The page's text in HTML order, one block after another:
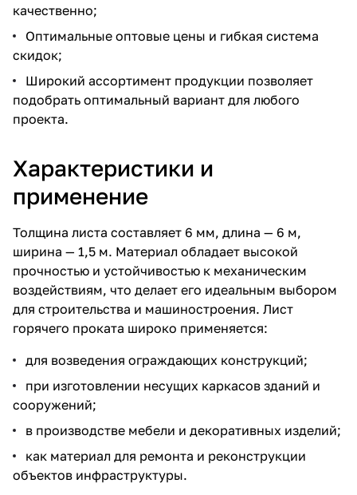
качественно;
Оптимальные оптовые цены и гибкая система
скидок;
Широкий ассортимент продукции позволяет
подобрать оптимальный вариант для любого
проекта.
Характеристики и
применение
Толщина листа составляет 6 мм, длина — 6 м,
ширина — 1,5 м. Материал обладает высокой
прочностью и устойчивостью к механическим
воздействиям, что делает его идеальным выбором
для строительства и машиностроения. Лист
горячего проката широко применяется:
для возведения ограждающих конструкций;
при изготовлении несущих каркасов зданий и
сооружений;
в производстве мебели и декоративных изделий;
как материал для ремонта и реконструкции
объектов инфраструктуры.